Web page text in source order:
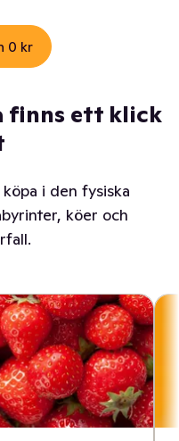
0 kr
finns ett klick
i den fysiska
köer och